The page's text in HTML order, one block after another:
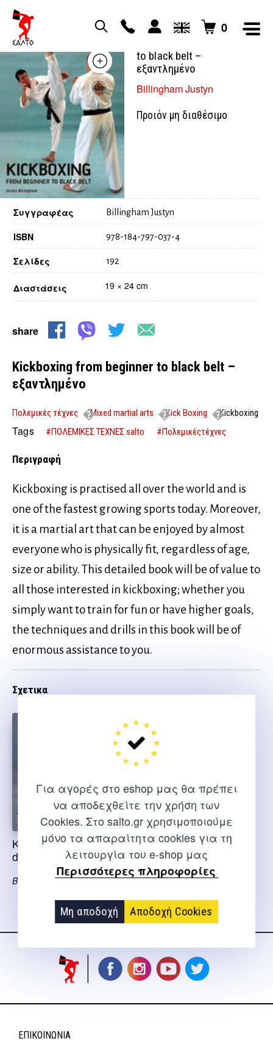
Για αγορές στο eshop μας θα πρέπει
να αποδεχθείτε την χρήση των
Cookies. Στο salto.gr χρησιμοποιούμε
μόνο τα απαραίτητα cookies για τη
λειτουργία του e-shop μας
Περισσότερες πληροφορίες
Μη αποδοχή Αποδοχή Cookies
0
to black belt –
εξαντλημένο
Billingham Justyn
Προιόν μη διαθέσιμο
Διαστάσεις 19 × 24 cm
Συγγραφέας Billingham Justyn
ISBN 978-184-797-037-4
Σελίδες 192
share
Kickboxing from beginner to black belt –
εξαντλημένο
Πολεμικές τέχνες Mixed martial arts Kick Boxing
Kickboxing
from beginner to black belt – εξαντλημένο
Tags #ΠΟΛΕΜΙΚΕΣ ΤΕΧΝΕΣ salto #Πολεμικέςτέχνες
Περιγραφή
Kickboxing is practised all over the world and is
one of the fastest growing sports today. Moreover,
it is a martial art that can be enjoyed by almost
everyone who is physically fit, regardless of age,
size or ability. This detailed book will be of value to
all those interested in kickboxing; whether you
simply want to train for fun or have higher goals,
the techniques and drills in this book will be of
enormous assistance to you.
Σχετικα
Kickboxing training
drills – εξαντλημένο
Billingham Justyn
Kickboxing sparring
Billingham Justyn
Ακολουθήστε μας
ΕΠΙΚΟΙΝΩΝΊΑ